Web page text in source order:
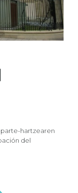
hartzearen
del